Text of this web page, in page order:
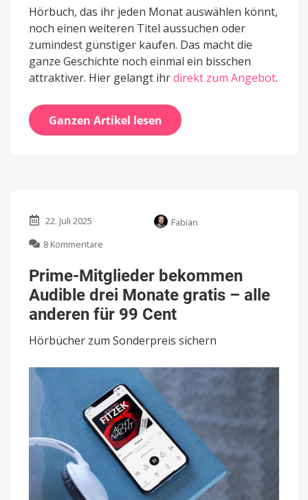
Hörbuch, das ihr jeden Monat auswählen könnt,
noch einen weiteren Titel aussuchen oder
zumindest günstiger kaufen. Das macht die
ganze Geschichte noch einmal ein bisschen
attraktiver. Hier gelangt ihrdirekt zum Angebot.
Ganzen Artikel lesen
22. Juli 2025
Fabian
8 Kommentare
Mitglieder
bekommen
Audible
drei
Monate
gratis
–
anderen
für
99
Cent
Prime-Mitglieder bekommen
Audible drei Monate gratis – alle
anderen für 99 Cent
Hörbücher zum Sonderpreis sichern